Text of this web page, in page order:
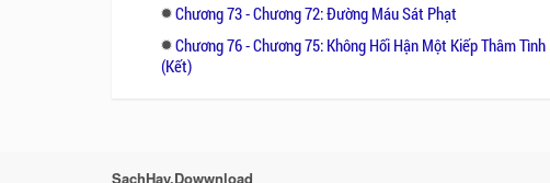
Chương 73 - Chương 72: Đường Máu Sát Phạt
Chương 76 - Chương 75: Không Hối Hận Một Kiếp Thâm Tình
(Kết)
SachHay.Dowwnload